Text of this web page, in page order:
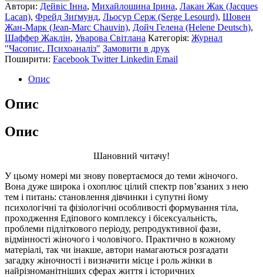
Автори: Дейвіс Інна, Михайлошина Ірина, Лакан Жак (Jacques
Lacan), Фрейд Зиґмунд, Льосур Серж (Serge Lesourd), Шовен
Жан-Марк (Jean-Marc Chauvin), Дойч Гелена (Helene Deutsch),
Шаффер Жаклін, Уварова Світлана Категорія: Журнал
"Часопис. Психоаналіз" Замовити в друк
Поширити: Facebook Twitter Linkedin Email
Опис
Опис
Опис
Шановний читачу!
У цьому номері ми знову повертаємося до теми жіночого.
Вона дуже широка і охоплює цілий спектр пов’язаних з нею
тем і питань: становлення дівчинки і супутні йому
психологічні та фізіологічні особливості формування тіла,
проходження Едіпового комплексу і бісексуальність,
проблеми підліткового періоду, репродуктивної фази,
відмінності жіночого і чоловічого. Практично в кожному
матеріалі, так чи інакше, автори намагаються розгадати
загадку жіночності і визначити місце і роль жінки в
найрізноманітніших сферах життя і історичних